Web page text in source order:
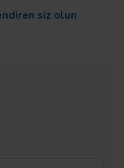
siz olun